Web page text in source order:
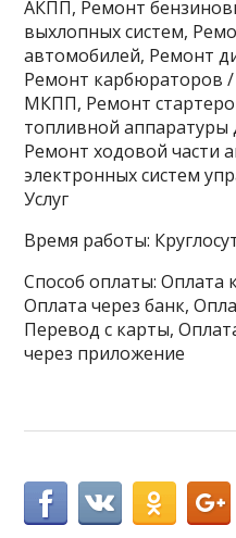
АКПП, Ремонт
выхлопных систем,
автомобилей, Ремонт
Ремонт карбюраторов
МКПП, Ремонт
топливной аппаратуры
Ремонт ходовой части
электронных систем
Услуг
Время работы:
Способ оплаты: Оплата
Оплата через банк,
Перевод с карты,
через приложение